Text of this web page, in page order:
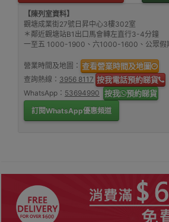
【陳列室資料】
觀塘成業街27號日昇中心3樓302室
＊鄰近觀塘站B1出口馬會轉左直行3-4分鐘
一至五 1000-1900、六1000-1600、公眾假
營業時間及地圖： 查看營業時間及地圖
查詢熱線： 3956 8117 按我電話預約睇貨
WhatsApp： 53694990 按我 預約睇貨
訂閱WhatsApp優惠頻道